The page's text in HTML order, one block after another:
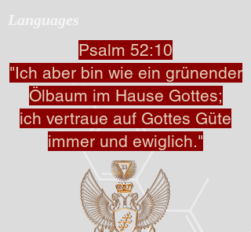
Languages
Psalm 52:10
"Ich aber bin wie ein grünender
Ölbaum im Hause Gottes;
ich vertraue auf Gottes Güte
immer und ewiglich."